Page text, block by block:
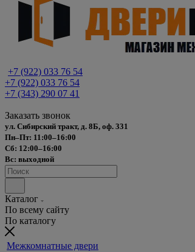
+7 (922) 033 76 54
+7 (922) 033 76 54
+7 (343) 290 07 41
Заказать звонок
ул. Сибирский тракт, д. 8Б, оф. 331
Пн–Пт: 11:00–16:00
Сб: 12:00–16:00
Вс: выходной
Каталог
По всему сайту
По каталогу
Межкомнатные двери